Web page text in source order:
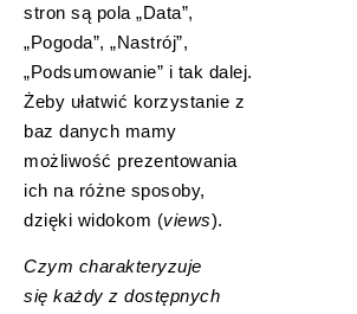
stron są pola „Data”,
„Pogoda”, „Nastrój”,
„Podsumowanie” i tak dalej.
Żeby ułatwić korzystanie z
baz danych mamy
możliwość prezentowania
ich na różne sposoby,
dzięki widokom (views).
Czym charakteryzuje
się każdy z dostępnych